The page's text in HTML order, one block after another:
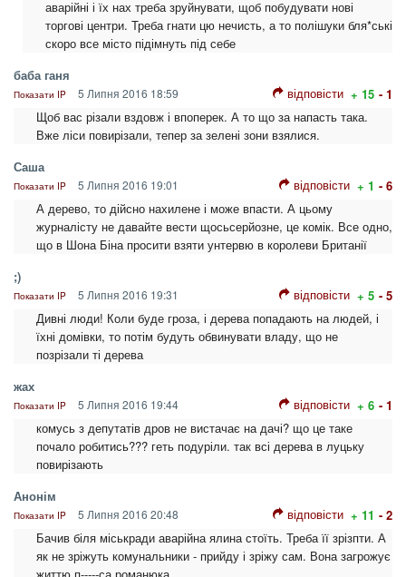
аварійні і їх нах треба зруйнувати, щоб побудувати нові
торгові центри. Треба гнати цю нечисть, а то полішуки бля*ські
скоро все місто підімнуть під себе
баба ганя
Показати IP 5 Липня 2016 18:59 відповісти + 15 - 1
Щоб вас різали вздовж і впоперек. А то що за напасть така.
Вже ліси повирізали, тепер за зелені зони взялися.
Саша
Показати IP 5 Липня 2016 19:01 відповісти + 1 - 6
А дерево, то дійсно нахилене і може впасти. А цьому
журналісту не давайте вести щосьсерйозне, це комік. Все одно,
що в Шона Біна просити взяти унтервю в королеви Британії
;)
Показати IP 5 Липня 2016 19:31 відповісти + 5 - 5
Дивні люди! Коли буде гроза, і дерева попадають на людей, і
їхні домівки, то потім будуть обвинувати владу, що не
позрізали ті дерева
жах
Показати IP 5 Липня 2016 19:44 відповісти + 6 - 1
комусь з депутатів дров не вистачає на дачі? що це таке
почало робитись??? геть подуріли. так всі дерева в луцьку
повирізають
Анонім
Показати IP 5 Липня 2016 20:48 відповісти + 11 - 2
Бачив біля міськради аварійна ялина стоїть. Треба її зрізпти. А
як не зріжуть комунальники - прийду і зріжу сам. Вона загрожує